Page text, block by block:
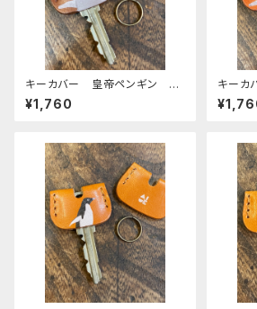
キーカバー 皇帝ペンギン ヒ
ナ エンペラー ヒナペン ペ
ンギン Brown ブラウン 栃
¥1,760
キー
ナ エ
ンギン